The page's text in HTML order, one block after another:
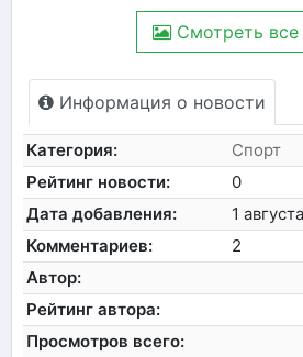
Смотреть все
Информация о новости
Категория:
Спорт
Рейтинг новости:
0
Дата добавления:
1
Комментариев:
2
Автор:
Рейтинг автора:
Просмотров всего: